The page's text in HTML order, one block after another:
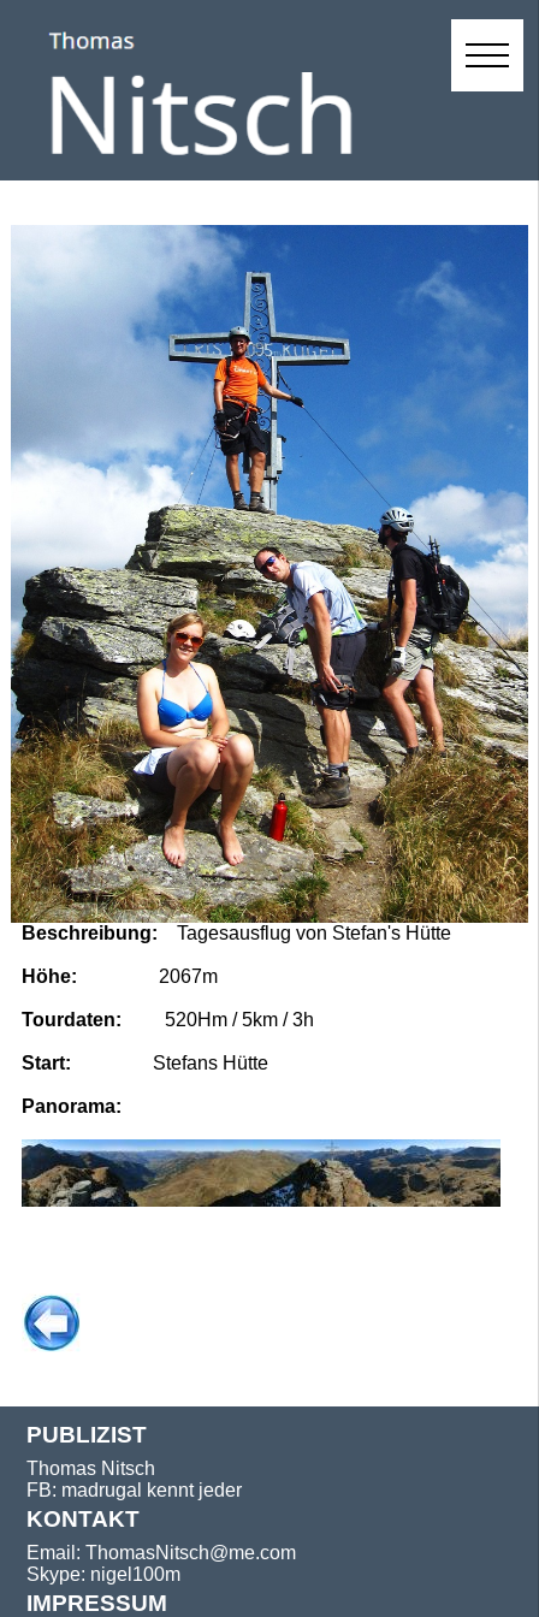
Touren Steckbrief
Beschreibung: Tagesausflug von Stefan's Hütte
Höhe: 2067m
Tourdaten: 520Hm / 5km / 3h
Start: Stefans Hütte
Panorama:
PUBLIZIST
Thomas Nitsch
FB: madrugal kennt jeder
KONTAKT
Email: ThomasNitsch@me.com
Skype: nigel100m
IMPRESSUM